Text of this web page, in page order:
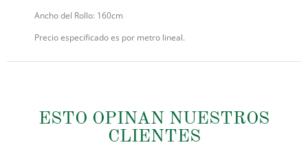
Ancho del Rollo: 160cm
Precio especificado es por metro lineal.
ESTO OPINAN NUESTROS
CLIENTES